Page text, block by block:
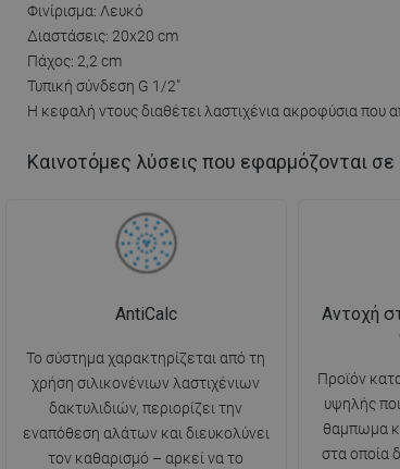
Φινίρισμα: Λευκό
Διαστάσεις: 20x20 cm
Πάχος: 2,2 cm
Τυπική σύνδεση G 1/2"
Η κεφαλή ντους διαθέτει λαστιχένια ακροφύσια
Καινοτόμες λύσεις που εφαρμόζονται
AntiCalc
Το σύστημα χαρακτηρίζεται από τη
χρήση σιλικονένιων λαστιχένιων
δακτυλιδιών, περιορίζει την
εναπόθεση αλάτων και διευκολύνει
τον καθαρισμό – αρκεί να το
Αντοχή
Προϊόν
υψηλής
θαμπωμα
στα οποία